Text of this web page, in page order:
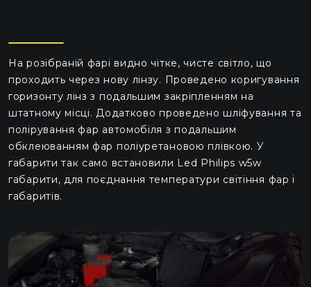
На розібраній фарі видно чітке, чисте світло, що
проходить через нову лінзу. Проведено коригування
горизонту лінз з подальшим закріпленням на
штатному місці. Додатково проведено шліфування та
полірування фар автомобіля з подальшим
обклеюванням фар поліуретановою плівкою. У
габарити так само встановили Led Philips w5w
габарити, для поєднання температури світіння фар і
габаритів.